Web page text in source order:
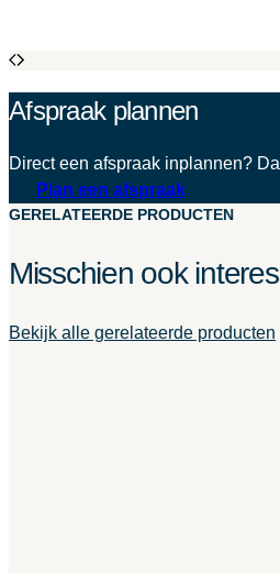
Afspraak plannen
Direct een afspraak inplannen?
Plan een afspraak
GERELATEERDE PRODUCTEN
Misschien ook
Bekijk alle gerelateerde producten